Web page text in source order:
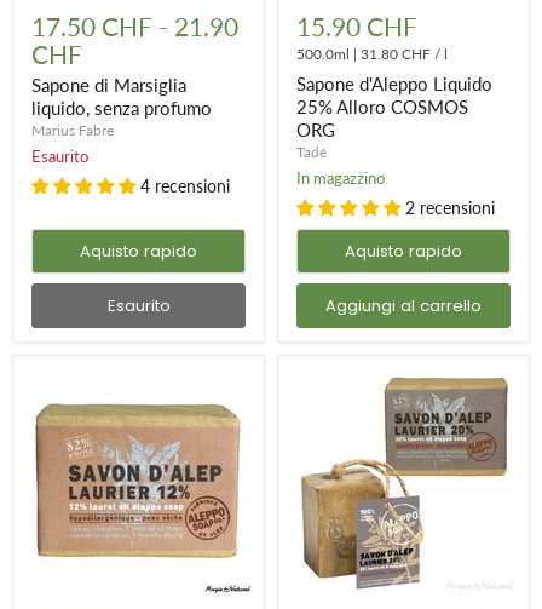
di
Marsiglia
liquido,
senza
profumo
17.50 CHF - 21.90
CHF
Sapone di Marsiglia
liquido, senza profumo
Marius Fabre
Esaurito
4 recensioni
Aquisto rapido
Esaurito
d'Aleppo
Liquido
25%
Alloro
COSMOS
ORG
15.90 CHF
500.0ml | 31.80 CHF / l
Sapone d'Aleppo Liquido
25% Alloro COSMOS
ORG
Tadé
In magazzino
2 recensioni
Aquisto rapido
Aggiungi al carrello